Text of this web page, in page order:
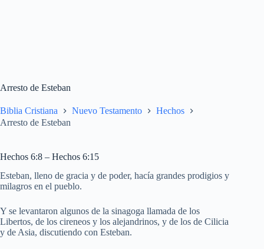
Arresto de Esteban
Biblia Cristiana Nuevo Testamento
Hechos
Arresto de Esteban
Hechos 6:8 – Hechos 6:15
Esteban, lleno de gracia y de poder, hacía grandes prodigios y
milagros en el pueblo.
Y se levantaron algunos de la sinagoga llamada de los
Libertos, de los cireneos y los alejandrinos, y de los de Cilicia
y de Asia, discutiendo con Esteban.